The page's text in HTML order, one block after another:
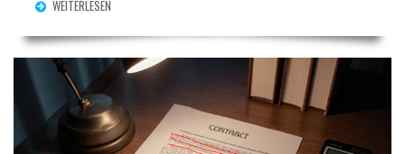
WEITERLESEN